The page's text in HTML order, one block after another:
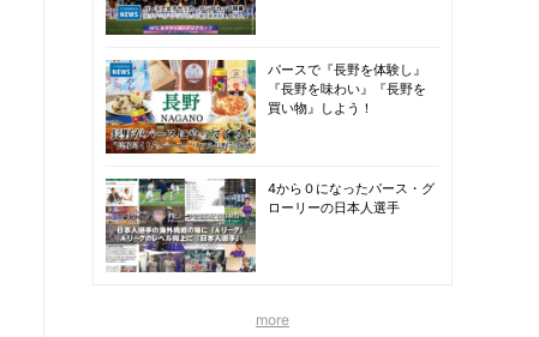
パースで『長野を体験し』
『長野を味わい』『長野を
買い物』しよう！
4から０になったパース・グ
ローリーの日本人選手
more